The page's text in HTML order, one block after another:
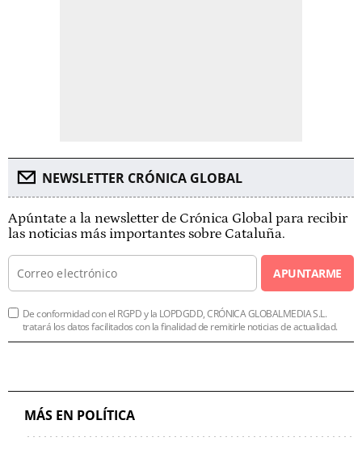
NEWSLETTER CRÓNICA GLOBAL
Apúntate a la newsletter de Crónica Global para recibir
las noticias más importantes sobre Cataluña.
APUNTARME
De conformidad con el RGPD y la LOPDGDD, CRÓNICA GLOBALMEDIA S.L.
tratará los datos facilitados con la finalidad de remitirle noticias de actualidad.
MÁS EN POLÍTICA